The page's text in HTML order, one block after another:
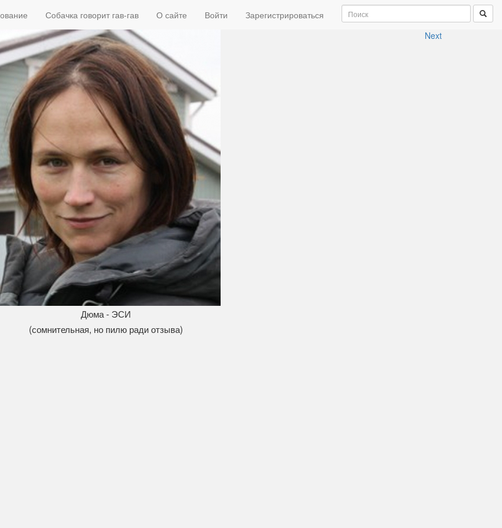
Собачка говорит гав-гав О сайте Войти
Зарегистрироваться
Next
Дюма - ЭСИ
(сомнительная, но пилю ради отзыва)